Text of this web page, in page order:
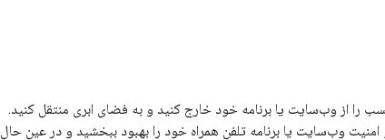
از وب‌سایت یا برنامه خود خارج کنید و به فضای ابری منتقل کنید.
وب‌سایت یا برنامه تلفن همراه خود را بهبود ببخشید و در عین حال